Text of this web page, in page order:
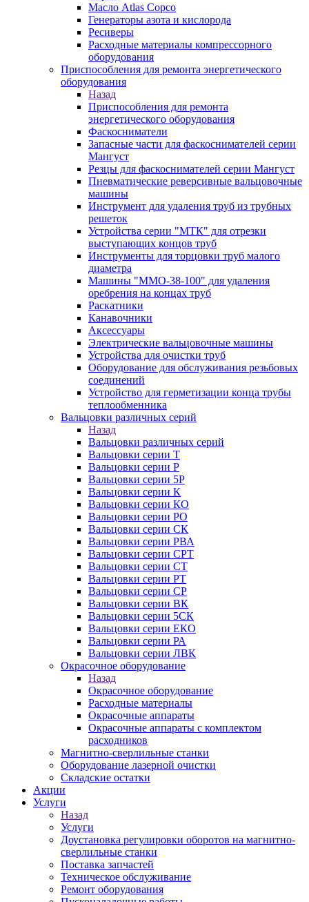
Масло Atlas Copco
Генераторы азота и кислорода
Ресиверы
Расходные материалы компрессорного
оборудования
Приспособления для ремонта энергетического
оборудования
Назад
Приспособления для ремонта
энергетического оборудования
Фаскосниматели
Запасные части для фаскоснимателей серии
Мангуст
Резцы для фаскоснимателей серии Мангуст
Пневматические реверсивные вальцовочные
машины
Инструмент для удаления труб из трубных
решеток
Устройства серии "МТК" для отрезки
выступающих концов труб
Инструменты для торцовки труб малого
диаметра
Машины "ММО-38-100" для удаления
оребрения на концах труб
Раскатники
Канавочники
Аксессуары
Электрические вальцовочные машины
Устройства для очистки труб
Оборудование для обслуживания резьбовых
соединений
Устройство для герметизации конца трубы
теплообменника
Вальцовки различных серий
Назад
Вальцовки различных серий
Вальцовки серии Т
Вальцовки серии Р
Вальцовки серии 5Р
Вальцовки серии К
Вальцовки серии КО
Вальцовки серии РО
Вальцовки серии СК
Вальцовки серии РВА
Вальцовки серии СРТ
Вальцовки серии СТ
Вальцовки серии РТ
Вальцовки серии СР
Вальцовки серии ВК
Вальцовки серии 5СК
Вальцовки серии ЕКО
Вальцовки серии РА
Вальцовки серии ЛВК
Окрасочное оборудование
Назад
Окрасочное оборудование
Расходные материалы
Окрасочные аппараты
Окрасочные аппараты с комплектом
расходников
Магнитно-сверлильные станки
Оборудование лазерной очистки
Складские остатки
Акции
Услуги
Назад
Услуги
Доустановка регулировки оборотов на магнитно-
сверлильные станки
Поставка запчастей
Техническое обслуживание
Ремонт оборудования